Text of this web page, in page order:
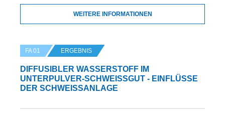
WEITERE INFORMATIONEN
FA 01 ERGEBNIS
DIFFUSIBLER WASSERSTOFF IM
UNTERPULVER-SCHWEISSGUT - EINFLÜSSE D
ER SCHWEISSANLAGE